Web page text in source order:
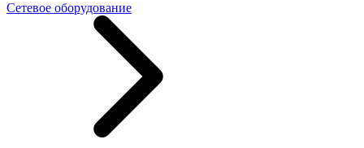
Сетевое оборудование